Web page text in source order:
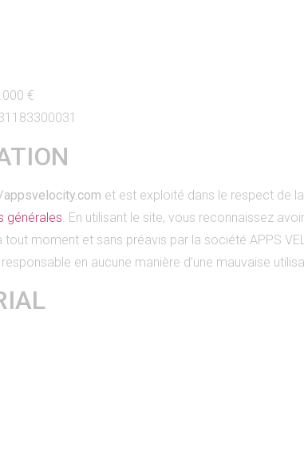
€
et est exploité dans le respect de
générales . En utilisant le site, vous reconnaissez
moment et sans préavis par la société APPS
en aucune manière d’une mauvaise